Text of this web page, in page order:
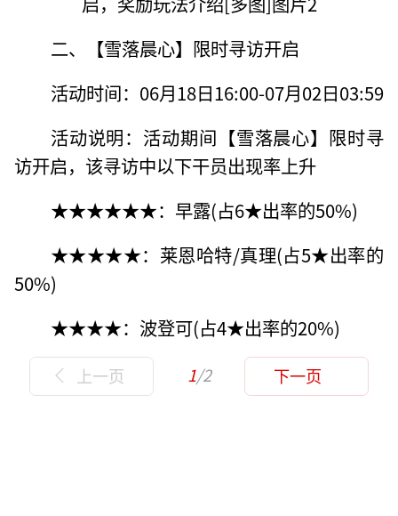
二、【雪落晨心】限时寻访开启
活动时间：06月18日16:00-07月02日03:59
活动说明：活动期间【雪落晨心】限时寻
访开启，该寻访中以下干员出现率上升
★★★★★★：早露(占6★出率的50%)
★★★★★：莱恩哈特/真理(占5★出率的
50%)
★★★★：波登可(占4★出率的20%)
上一页 1/2 下一页